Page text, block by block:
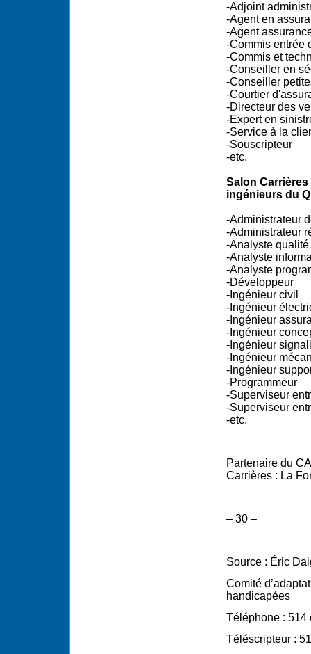
-Adjoint
-Agent en
-Agent
-Commis entrée
-Commis et
-Conseiller en
-Conseiller
-Courtier
-Directeur des
-Expert en
-Service à la
-Souscripteur
-etc.
Salon
ingénieurs du
-Administrateur
-Administrateur
-Analyste
-Analyste
-Analyste
-Développeur
-Ingénieur civil
-Ingénieur
-Ingénieur
-Ingénieur
-Ingénieur
-Ingénieur
-Ingénieur
-Programmeur
-Superviseur
-Superviseur
-etc.
Partenaire du
Carrières : La
– 30 –
Source : Éric
Comité
handicapées
Téléphone : 514
Téléscripteur :